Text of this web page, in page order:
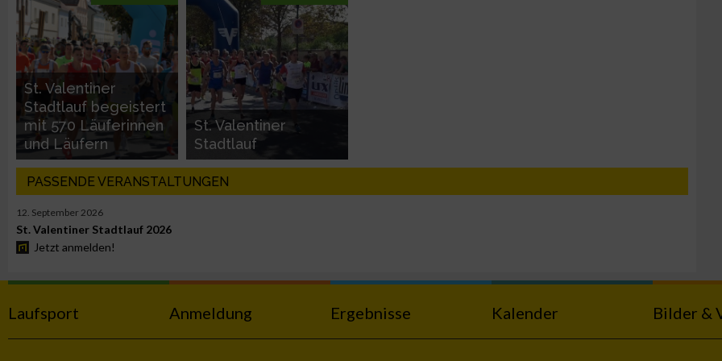
St. Valentiner
Stadtlauf begeistert
mit 570 Läuferinnen
und Läufern
St. Valentiner
Stadtlauf
PASSENDE VERANSTALTUNGEN
12. September 2026
St. Valentiner Stadtlauf 2026
Jetzt anmelden!
Laufsport Anmeldung Ergebnisse Kalender Bilder &
Erstellung von Profilen zur Personalisierung von Inhalten
Verwendung von Profilen zur Auswahl personalisierter Inhalte
Messung der Werbeleistung
Messung der Performance von Inhalten
Analyse von Zielgruppen durch Statistiken oder Kombinationen von Daten aus
verschiedenen Quellen
Verwendung reduzierter Daten zur Auswahl von Inhalten